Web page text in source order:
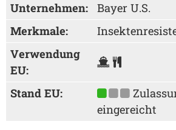
Unternehmen:
Bayer U.S.
Merkmale:
Verwendung
EU:
Stand EU:
eingereicht